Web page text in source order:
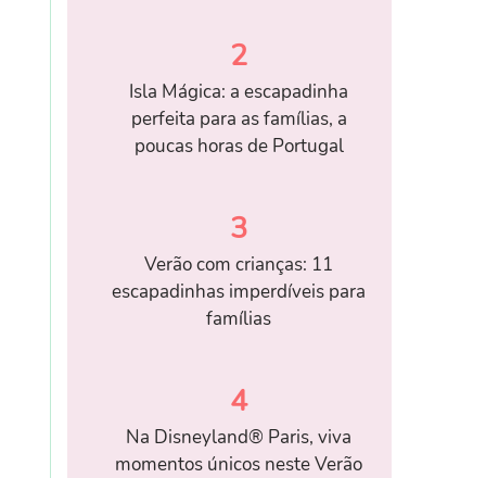
2
Isla Mágica: a escapadinha
perfeita para as famílias, a
poucas horas de Portugal
3
Verão com crianças: 11
escapadinhas imperdíveis para
famílias
4
Na Disneyland® Paris, viva
momentos únicos neste Verão